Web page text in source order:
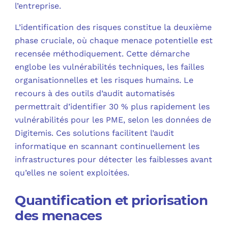
l’entreprise.
L’identification des risques constitue la deuxième
phase cruciale, où chaque menace potentielle est
recensée méthodiquement. Cette démarche
englobe les vulnérabilités techniques, les failles
organisationnelles et les risques humains. Le
recours à des outils d’audit automatisés
permettrait d’identifier 30 % plus rapidement les
vulnérabilités pour les PME, selon les données de
Digitemis. Ces solutions facilitent l’audit
informatique en scannant continuellement les
infrastructures pour détecter les faiblesses avant
qu’elles ne soient exploitées.
Quantification et priorisation
des menaces